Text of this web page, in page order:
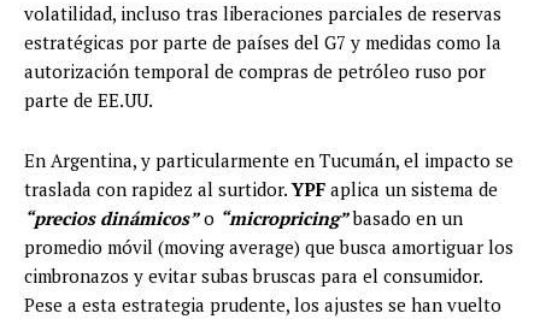
volatilidad, incluso tras liberaciones parciales de reservas
estratégicas por parte de países del G7 y medidas como la
autorización temporal de compras de petróleo ruso por
parte de EE.UU.
En Argentina, y particularmente en Tucumán, el impacto se
traslada con rapidez al surtidor.YPF aplica un sistema de
“precios dinámicos” o “micropricing” basado en un
promedio móvil (moving average) que busca amortiguar los
cimbronazos y evitar subas bruscas para el consumidor.
Pese a esta estrategia prudente, los ajustes se han vuelto